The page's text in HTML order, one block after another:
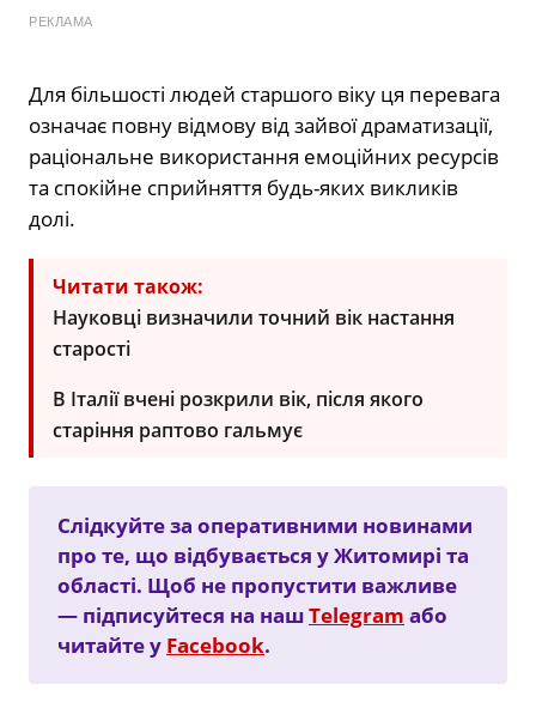
РЕКЛАМА
Для більшості людей старшого віку ця перевага
означає повну відмову від зайвої драматизації,
раціональне використання емоційних ресурсів
та спокійне сприйняття будь-яких викликів
долі.
Читати також:
Науковці визначили точний вік настання
старості
В Італії вчені розкрили вік, після якого
старіння раптово гальмує
Слідкуйте за оперативними новинами
про те, що відбувається у Житомирі та
області. Щоб не пропустити важливе
— підписуйтеся на нашTelegram або
читайте у Facebook.